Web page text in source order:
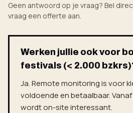
Geen antwoord op je vraag? Bel
vraag een offerte aan.
Werken jullie ook voor
festivals (< 2.000
Ja. Remote monitoring is voor
voldoende en betaalbaar.
wordt on-site interessant.